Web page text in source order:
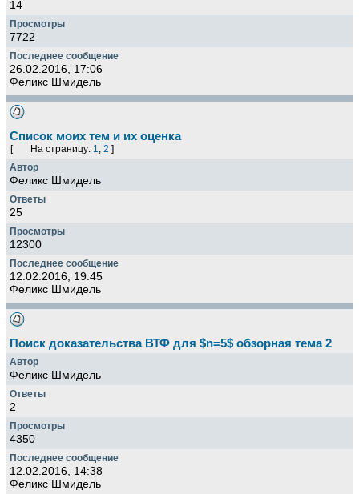
14
7722
26.02.2016, 17:06
Феликс Шмидель
Список моих тем и их оценка
[ На страницу: 1, 2 ]
Феликс Шмидель
25
12300
12.02.2016, 19:45
Феликс Шмидель
Поиск доказательства ВТФ для $n=5$ обзорная тема 2
Феликс Шмидель
2
4350
12.02.2016, 14:38
Феликс Шмидель